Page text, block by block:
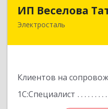
ИП Веселова
Электросталь
Клиентов на
1С:Специалист
144000,